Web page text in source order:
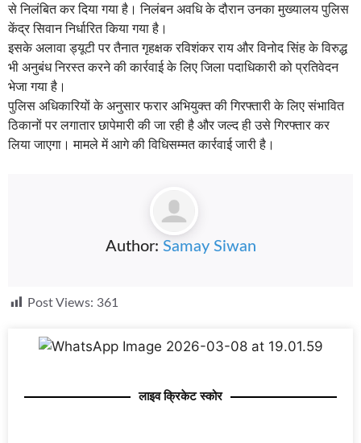
से निलंबित कर दिया गया है। निलंबन अवधि के दौरान उनका मुख्यालय पुलिस
केंद्र सिवान निर्धारित किया गया है।
इसके अलावा ड्यूटी पर तैनात गृहक्षक रविशंकर राय और विनोद सिंह के विरुद्ध
भी अनुबंध निरस्त करने की कार्रवाई के लिए जिला पदाधिकारी को प्रतिवेदन
भेजा गया है।
पुलिस अधिकारियों के अनुसार फरार अभियुक्त की गिरफ्तारी के लिए संभावित
ठिकानों पर लगातार छापेमारी की जा रही है और जल्द ही उसे गिरफ्तार कर
लिया जाएगा। मामले में आगे की विधिसम्मत कार्रवाई जारी है।
Author: Samay Siwan
Post Views: 361
लाइव क्रिकेट स्कोर